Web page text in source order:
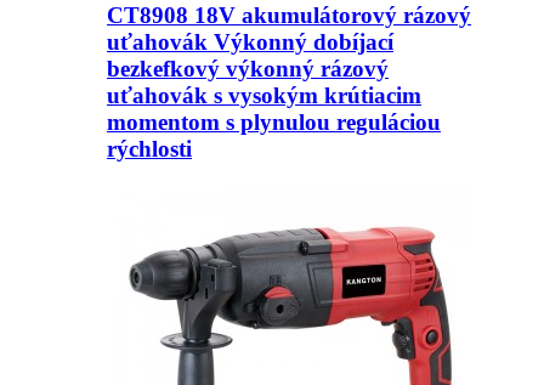
CT8908 18V akumulátorový rázový
uťahovák Výkonný dobíjací
bezkefkový výkonný rázový
uťahovák s vysokým krútiacim
momentom s plynulou reguláciou
rýchlosti